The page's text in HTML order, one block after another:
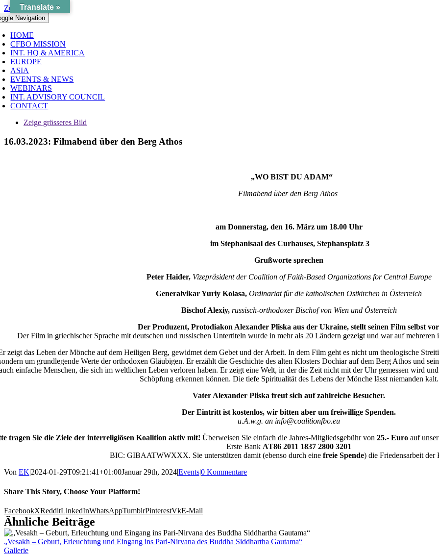
Zum Inhalt springen
Navigation
HOME
CFBO MISSION
INT. HQ & AMERICA
EUROPE
ASIA
EVENTS & NEWS
WEBINARS
INT. ADVISORY COUNCIL
CONTACT
Zeige grösseres Bild
16.03.2023: Filmabend über den Berg Athos
„WO BIST DU ADAM“
Filmabend über den Berg Athos
am Donnerstag, den 16. März um 18.00 Uhr
im Stephanisaal des Curhauses, Stephansplatz 3
Grußworte sprechen
Peter Haider, Vizepräsident der Coalition of Faith-Based Organizations for Central Europe
Generalvikar Yuriy Kolasa,Ordinariat für die katholischen Ostkirchen in Österreich
Bischof Alexiy, russisch-orthodoxer Bischof von Wien und Österreich
Der Produzent, Protodiakon Alexander Pliska aus der Ukraine, stellt seinen Film selbst
Der Film in griechischer Sprache mit deutschen und russischen Untertiteln wurde in mehr als 20 Ländern gezeigt und war auf
zeigt das Leben der Mönche auf dem Heiligen Berg, gewidmet dem Gebet und der Arbeit. In dem Film geht es nicht um theologische
um grundlegende Werte der orthodoxen Gläubigen. Er erzählt die Geschichte des alten Klosters Dochiar auf dem Berg Athos und
einfache Menschen, die sich im weltlichen Leben verloren haben. Er zeigt eine Welt, in der die Zeit nicht mit der Uhr gemessen wird
Schöpfung erkennen können. Die tiefe Spiritualität des Lebens der Mönche lässt niemanden kalt.
Vater AlexanderPliskafreut sich auf zahlreiche Besucher.
Der Eintritt ist kostenlos, wir bitten aber um freiwillige Spenden.
u.A.w.g. an info@coalitionfbo.eu
tragen Sie die Ziele der interreligiösen Koalition aktiv mit! Überweisen Sie einfach die Jahres-Mitgliedsgebühr von 25.- Euroauf
Erste BankAT86 2011 1837 2800 3201
BIC: GIBAATWWXXX. Sie unterstützen damit (ebenso durch einefreie Spende) die Friedensarbeit der
Von EK|2024-01-29T09:21:41+01:00Januar 29th, 2024|Events|0 Kommentare
Share This Story, Choose Your Platform!
FacebookXRedditLinkedInWhatsAppTumblrPinterestVkE-Mail
Ähnliche Beiträge
„Vesakh – Geburt, Erleuchtung und Eingang ins Pari-Nirvana des Buddha Siddhartha Gautama“
Gallerie
Translate »